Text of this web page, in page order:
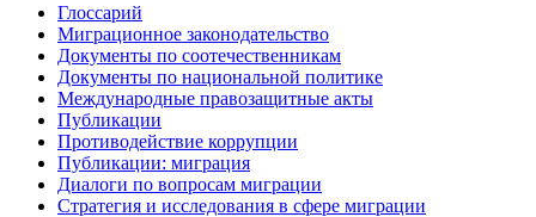
Глоссарий
Миграционное законодательство
Документы по соотечественникам
Документы по национальной политике
Международные правозащитные акты
Публикации
Противодействие коррупции
Публикации: миграция
Диалоги по вопросам миграции
Стратегия и исследования в сфере миграции